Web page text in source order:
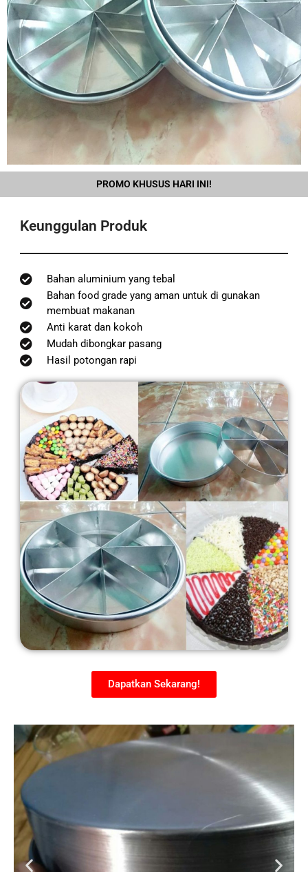
PROMO KHUSUS HARI INI!
Keunggulan Produk
Bahan aluminium yang tebal
Bahan food grade yang aman untuk di gunakan
membuat makanan
Anti karat dan kokoh
Mudah dibongkar pasang
Hasil potongan rapi
Dapatkan Sekarang!